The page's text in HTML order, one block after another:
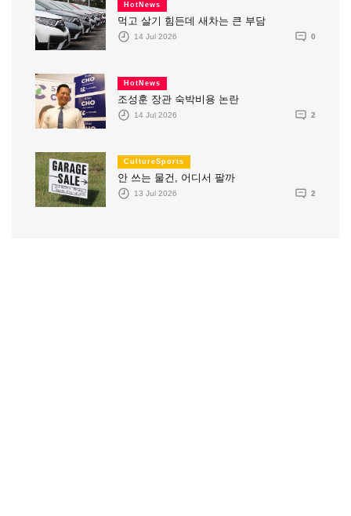
HotNews
먹고 살기 힘든데 새차는 큰 부담
14 Jul 2026 0
HotNews
조성훈 장관 숙박비용 논란
14 Jul 2026 2
CultureSports
안 쓰는 물건, 어디서 팔까
13 Jul 2026 2